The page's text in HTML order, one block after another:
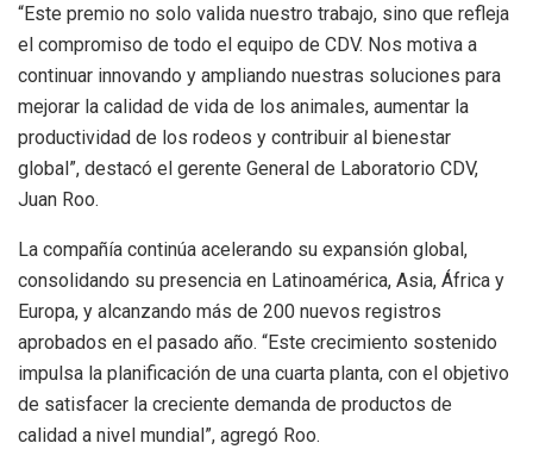
“Este premio no solo valida nuestro trabajo, sino que refleja
el compromiso de todo el equipo de CDV. Nos motiva a
continuar innovando y ampliando nuestras soluciones para
mejorar la calidad de vida de los animales, aumentar la
productividad de los rodeos y contribuir al bienestar
global”, destacó el gerente General de Laboratorio CDV,
Juan Roo.
La compañía continúa acelerando su expansión global,
consolidando su presencia en Latinoamérica, Asia, África y
Europa, y alcanzando más de 200 nuevos registros
aprobados en el pasado año. “Este crecimiento sostenido
impulsa la planificación de una cuarta planta, con el objetivo
de satisfacer la creciente demanda de productos de
calidad a nivel mundial”, agregó Roo.